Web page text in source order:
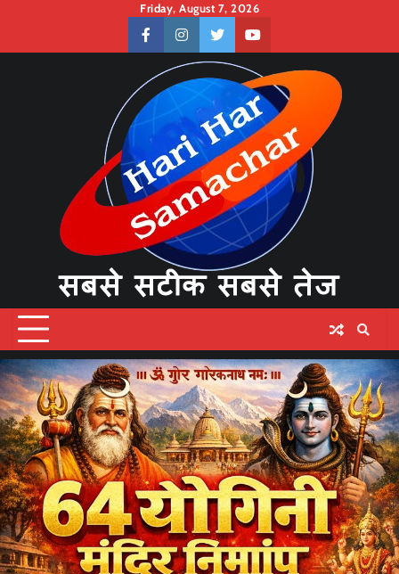
content
Friday, August 7, 2026
facebookinstagramtwitteryoutube